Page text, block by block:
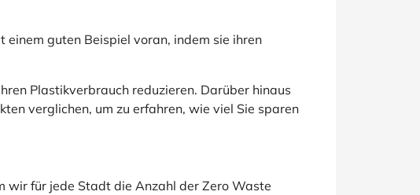
guten Beispiel voran, indem sie ihren
Plastikverbrauch reduzieren. Darüber hinaus
verglichen, um zu erfahren, wie viel Sie sparen
wir für jede Stadt die Anzahl der Zero Waste